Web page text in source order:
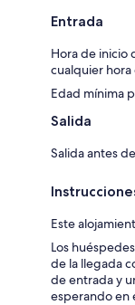
Entrada
Hora de inicio
cualquier hora
Edad mínima
Salida
Salida antes
Este
Los
de la llegada
de entrada y
esperando en